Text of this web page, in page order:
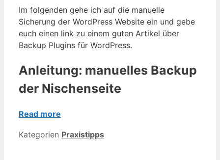
Im folgenden gehe ich auf die manuelle
Sicherung der WordPress Website ein und gebe
euch einen link zu einem guten Artikel über
Backup Plugins für WordPress.
Anleitung: manuelles Backup
der Nischenseite
Read more
Kategorien Praxistipps